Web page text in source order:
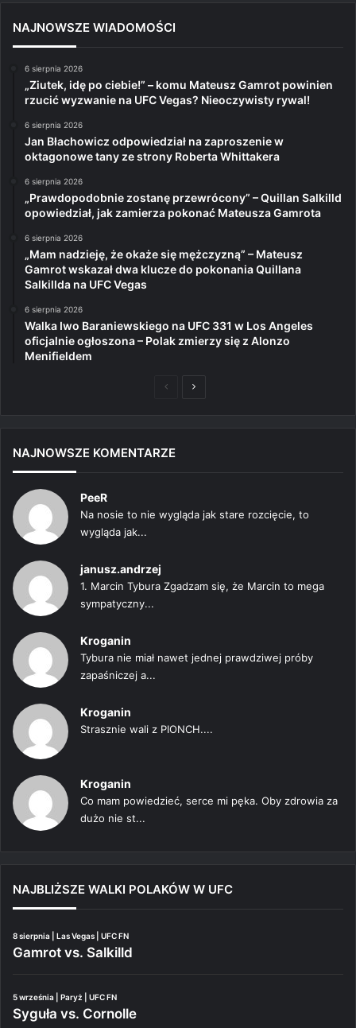
NAJNOWSZE WIADOMOŚCI
6 sierpnia 2026
„Ziutek, idę po ciebie!” – komu Mateusz Gamrot powinien
rzucić wyzwanie na UFC Vegas? Nieoczywisty rywal!
6 sierpnia 2026
Jan Błachowicz odpowiedział na zaproszenie w
oktagonowe tany ze strony Roberta Whittakera
6 sierpnia 2026
„Prawdopodobnie zostanę przewrócony” – Quillan Salkilld
opowiedział, jak zamierza pokonać Mateusza Gamrota
6 sierpnia 2026
„Mam nadzieję, że okaże się mężczyzną” – Mateusz
Gamrot wskazał dwa klucze do pokonania Quillana
Salkillda na UFC Vegas
6 sierpnia 2026
Walka Iwo Baraniewskiego na UFC 331 w Los Angeles
oficjalnie ogłoszona – Polak zmierzy się z Alonzo
Menifieldem
PoprzedniaNastępna
NAJNOWSZE KOMENTARZE
PeeR
Na nosie to nie wygląda jak stare rozcięcie, to
wygląda jak...
janusz.andrzej
1. Marcin Tybura Zgadzam się, że Marcin to mega
sympatyczny...
Kroganin
Tybura nie miał nawet jednej prawdziwej próby
zapaśniczej a...
Kroganin
Strasznie wali z PIONCH....
Kroganin
Co mam powiedzieć, serce mi pęka. Oby zdrowia za
dużo nie st...
NAJBLIŻSZE WALKI POLAKÓW W UFC
8 sierpnia | Las Vegas | UFC FN
Gamrot vs. Salkilld
5 września | Paryż | UFC FN
Syguła vs. Cornolle